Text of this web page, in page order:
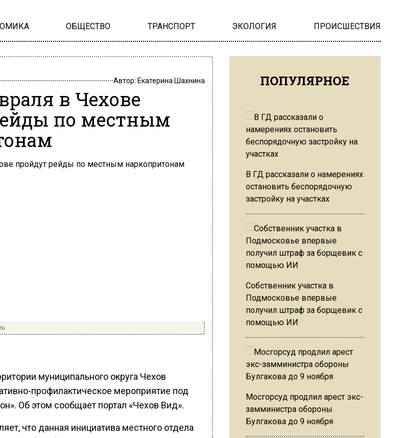
ОБЩЕСТВО ТРАНСПОРТ ЭКОЛОГИЯ ПРОИСШЕСТВИЯ
Автор: Екатерина Шахнина
в Чехове
по местным
муниципального округа Чехов
профилактическое мероприятие под
Об этом сообщает портал «Чехов Вид».
что данная инициатива местного отдела
ПОПУЛЯРНОЕ
В ГД рассказали о намерениях
остановить беспорядочную
застройку на участках
Собственник участка в
Подмосковье впервые
получил штраф за борщевик с
помощью ИИ
Мосгорсуд продлил арест экс-
замминистра обороны
Булгакова до 9 ноября